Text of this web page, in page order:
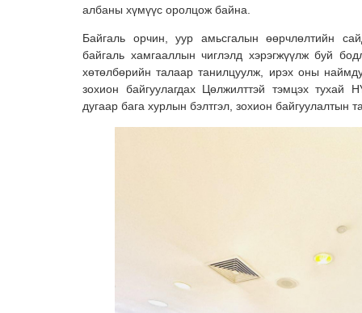
албаны хүмүүс оролцож байна.
Байгаль орчин, уур амьсгалын өөрчлөлтийн
байгаль хамгааллын чиглэлд хэрэгжүүлж буй
хөтөлбөрийн талаар танилцуулж, ирэх оны
зохион байгуулагдах Цөлжилттэй тэмцэх тухай
дугаар бага хурлын бэлтгэл, зохион байгуулалтын